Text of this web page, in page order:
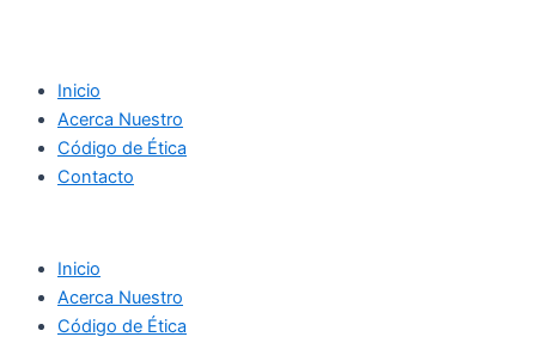
Inicio
Acerca Nuestro
Código de Ética
Contacto
Inicio
Acerca Nuestro
Código de Ética